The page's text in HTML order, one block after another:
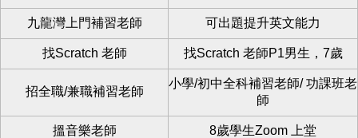
九龍灣上門補習老師 可出題提升英文能力
找Scratch 老師 找Scratch 老師P1男生，7歲
招全職/兼職補習老師
小學/初中全科補習老師/ 功課班老
師
搵音樂老師 8歲學生Zoom 上堂